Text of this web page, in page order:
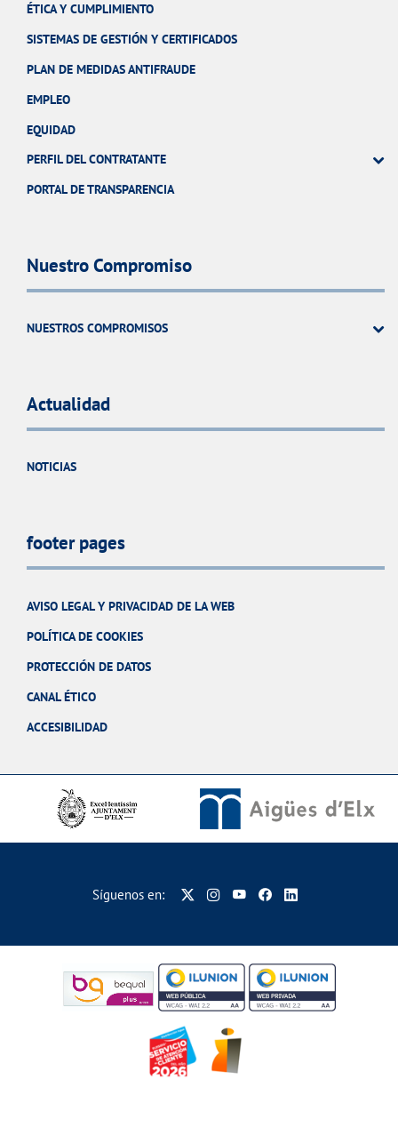
ÉTICA Y CUMPLIMIENTO
SISTEMAS DE GESTIÓN Y CERTIFICADOS
PLAN DE MEDIDAS ANTIFRAUDE
EMPLEO
EQUIDAD
PERFIL DEL CONTRATANTE
PORTAL DE TRANSPARENCIA
Nuestro Compromiso
NUESTROS COMPROMISOS
Actualidad
NOTICIAS
footer pages
AVISO LEGAL Y PRIVACIDAD DE LA WEB
POLÍTICA DE COOKIES
PROTECCIÓN DE DATOS
CANAL ÉTICO
ACCESIBILIDAD
Síguenos en: